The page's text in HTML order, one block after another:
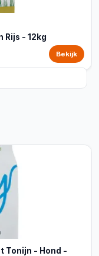
Rijs - 12kg
Bekijk
Tonijn - Hond -